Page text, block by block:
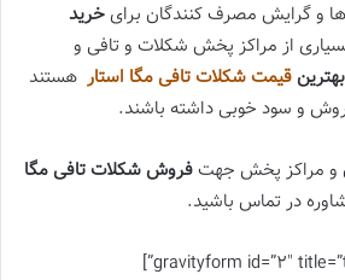
و گرایش مصرف کنندگان برای خرید
از مراکز پخش شکلات و تافی و
بهترینقیمت شکلات تافی مگا استار هستند
و سود خوبی داشته باشند.
و مراکز پخش جهتفروش شکلات تافی مگا
در تماس باشید.